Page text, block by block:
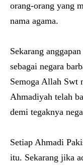
orang-orang yang
nama agama.
Sekarang
sebagai negara
Semoga Allah Swt
Ahmadiyah telah
demi tegaknya
Setiap Ahmadi
itu. Sekarang jika